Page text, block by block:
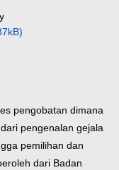
pengobatan dimana
pengenalan gejala
pemilihan dan
dari Badan